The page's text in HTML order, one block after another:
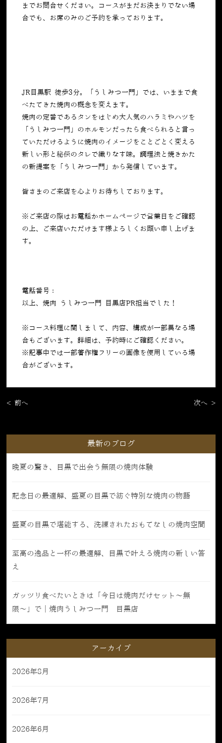
までお問合せください。コースがまだお決まりでない場
合でも、お席のみのご予約を承っております。
JR目黒駅 徒歩3分。「うしみつ一門」では、いままで食
べたてきた焼肉の概念を変えます。
焼肉の定番であるタンをはじめ大人気のハラミやハツを
「うしみつ一門」のホルモンだったら食べられると言っ
ていただけるように焼肉のイメージをことごとく変える
新しい形と秘伝のタレで織りなす味。調理法と焼きかた
の新提案を「うしみつ一門」から発信しています。
皆さまのご来店を心よりお待ちしております。
※ご来店の際はお電話かホームページで営業日をご確認
の上、ご来店いただけます様よろしくお願い申し上げま
す。
電話番号：
以上、焼肉 うしみつ一門 目黒店PR担当でした！
※コース料理に関しまして、内容、構成が一部異なる場
合もございます。詳細は、予約時にご確認ください。
※記事中では一部著作権フリーの画像を使用している場
合がございます。
< 前へ 次へ >
最新のブログ
晩夏の驚き、目黒で出会う無限の焼肉体験
記念日の最適解、盛夏の目黒で紡ぐ特別な焼肉の物語
盛夏の目黒で堪能する、洗練されたおもてなしの焼肉空間
至高の逸品と一杯の最適解、目黒で叶える焼肉の新しい答
え
ガッツリ食べたいときは「今日は焼肉だけセット〜無
限〜」で｜焼肉うしみつ一門 目黒店
アーカイブ
2026年8月
2026年7月
2026年6月